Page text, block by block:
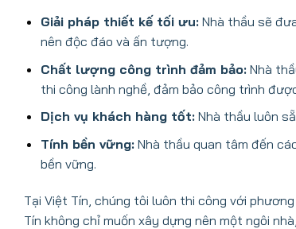
Giải pháp thiết kế tối ưu:Nhà thầu sẽ
nên độc đáo và ấn tượng.
Chất lượng công trình đảm bảo:Nhà
thi công lành nghề, đảm bảo công trình
Dịch vụ khách hàng tốt:Nhà thầu luôn
Tính bền vững:Nhà thầu quan tâm đến
bền vững.
Tại Việt Tín, chúng tôi luôn thi công với phương
Tín không chỉ muốn xây dựng nên một ngôi